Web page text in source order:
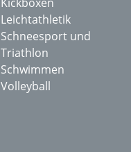
Kickboxen
Leichtathletik
Schneesport und
Triathlon
Schwimmen
Volleyball